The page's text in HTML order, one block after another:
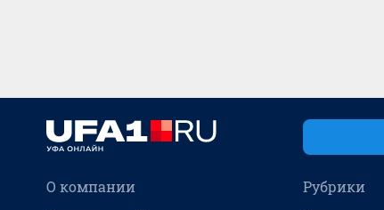
О компании Рубрики